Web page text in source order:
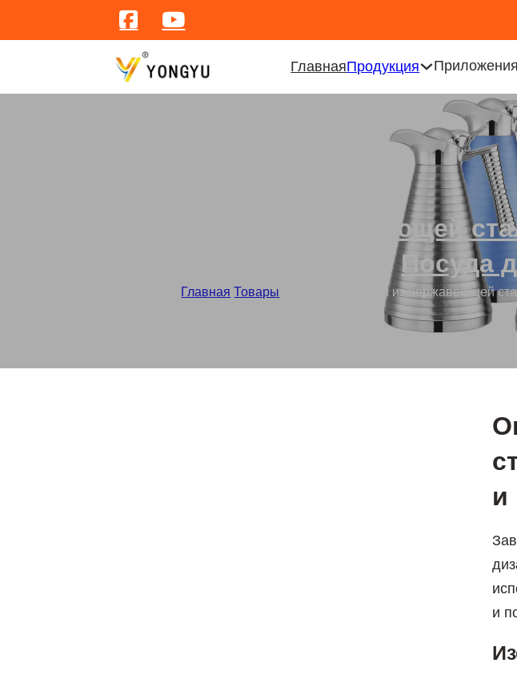
ГлавнаяПродукция Приложения
Кофейник из нержавеющей
Посуда
Главная /Товары Оптовая продажа из нержавеющей
и
и